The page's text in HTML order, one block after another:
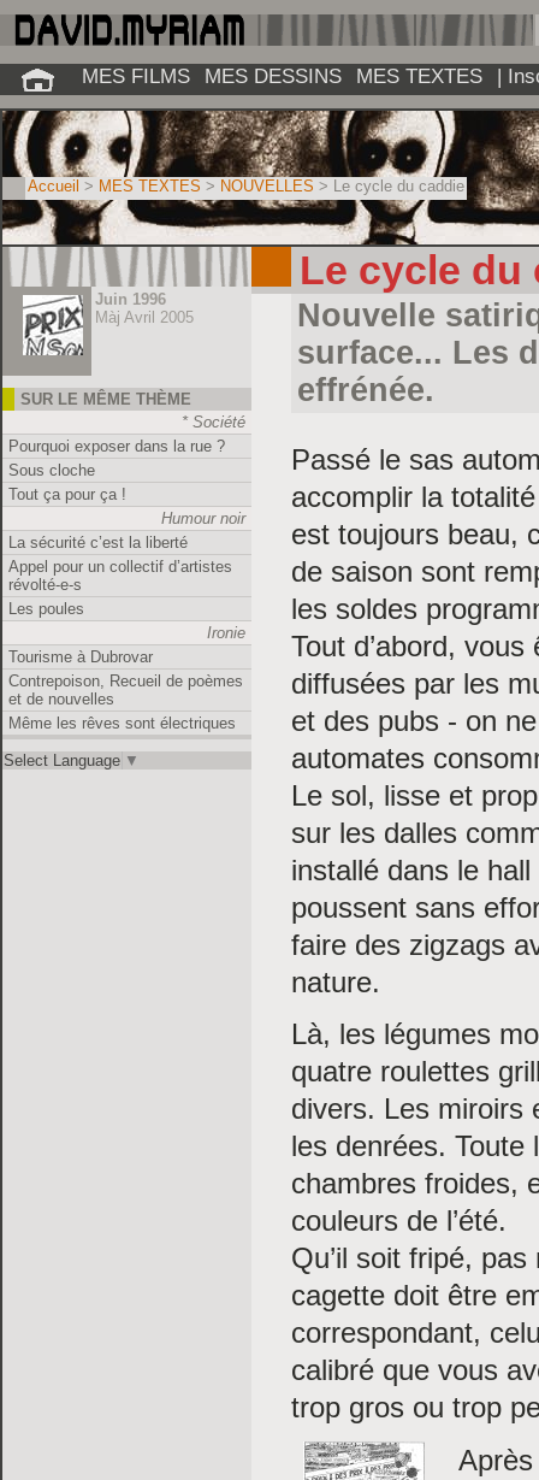
Juin 1996
Màj Avril 2005
SUR LE MÊME THÈME
* Société
Pourquoi exposer dans la rue ?
Sous cloche
Tout ça pour ça !
Humour noir
La sécurité c’est la liberté
Appel pour un collectif d’artistes
révolté-e-s
Les poules
Ironie
Tourisme à Dubrovar
Contrepoison, Recueil de poèmes
et de nouvelles
Même les rêves sont électriques
Select Language ▼
Le cycle du
Nouvelle
surface... Les
effrénée.
Passé le sas
accomplir la
est toujours beau,
de saison sont
les soldes
Tout d’abord,
diffusées par les
et des pubs - on
automates
Le sol, lisse et
sur les dalles
installé dans le
poussent sans
faire des zigzags
nature.
Là, les légumes
quatre roulettes
divers. Les miroirs
les denrées. Toute
chambres froides,
couleurs de l’été.
Qu’il soit fripé,
cagette doit être
correspondant,
calibré que vous
trop gros ou trop
Accueil > MES TEXTES > NOUVELLES > Le cycle du caddie
MES FILMS MES DESSINS MES TEXTES |